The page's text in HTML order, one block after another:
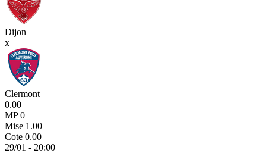
Dijon
x
Clermont
0.00
MP 0
Mise 1.00
Cote 0.00
29/01 - 20:00